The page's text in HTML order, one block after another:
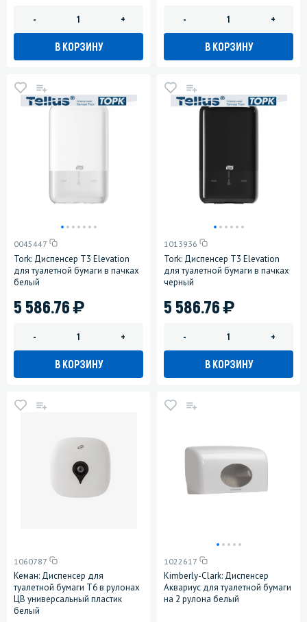
- +
В КОРЗИНУ
- +
В КОРЗИНУ
0045447
Tork: Диспенсер T3 Elevation
для туалетной бумаги в пачках
белый
5 586.76)
- +
В КОРЗИНУ
1013936
Tork: Диспенсер T3 Elevation
для туалетной бумаги в пачках
черный
5 586.76)
- +
В КОРЗИНУ
1060787
Кеман: Диспенсер для
туалетной бумаги Т6 в рулонах
ЦВ универсальный пластик
белый
1022617
Kimberly-Clark: Диспенсер
Аквариус для туалетной бумаги
на 2 рулона белый